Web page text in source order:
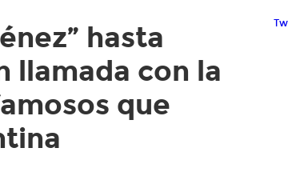
hasta
llamada con la
que